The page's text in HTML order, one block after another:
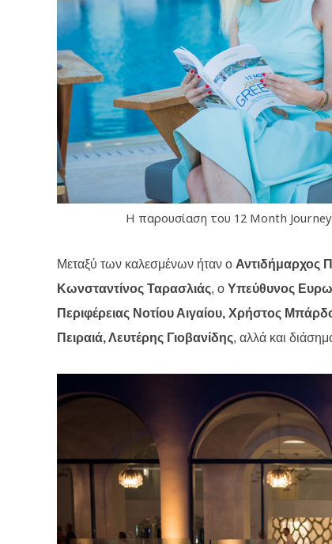
Η παρουσίαση του 12 Month
Μεταξύ των καλεσμένων ήταν ο Αντιδήμαρχος
Κωνσταντίνος Ταρασλιάς, ο Υπεύθυνος
Περιφέρειας Νοτίου Αιγαίου, Χρήστος
Πειραιά, Λευτέρης Γιοβανίδης, αλλά και